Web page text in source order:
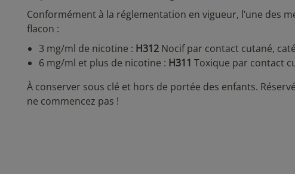
Conformément à la réglementation en vigueur, l’une des
flacon :
3 mg/ml de nicotine : H312 Nocif par contact cutané,
6 mg/ml et plus de nicotine : H311 Toxique par contact
À conserver sous clé et hors de portée des enfants.
ne commencez pas !